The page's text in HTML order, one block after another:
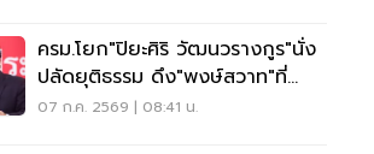
ครม.โยก"ปิยะศิริ วัฒนวรางกูร"นั่ง
ปลัดยุติธรรม ดึง"พงษ์สวาท"ที่
ปรึกษานายกฯ
07 ก.ค. 2569 | 08:41 น.